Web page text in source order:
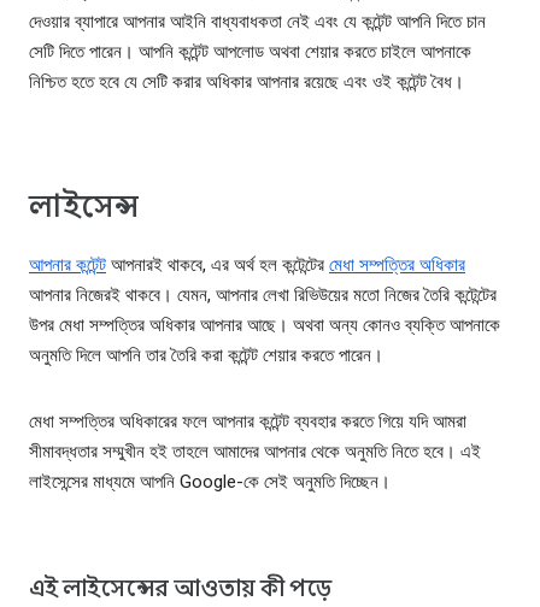
দেওয়ার ব্যাপারে আপনার আইনি বাধ্যবাধকতা নেই এবং যে কন্টেন্ট আপনি দিতে চান
সেটি দিতে পারেন। আপনি কন্টেন্ট আপলোড অথবা শেয়ার করতে চাইলে আপনাকে
নিশ্চিত হতে হবে যে সেটি করার অধিকার আপনার রয়েছে এবং ওই কন্টেন্ট বৈধ।
লাইসেন্স
আপনার কন্টেন্ট আপনারই থাকবে, এর অর্থ হল কন্টেন্টের মেধা সম্পত্তির অধিকার
আপনার নিজেরই থাকবে। যেমন, আপনার লেখা রিভিউয়ের মতো নিজের তৈরি কন্টেন্টের
উপর মেধা সম্পত্তির অধিকার আপনার আছে। অথবা অন্য কোনও ব্যক্তি আপনাকে
অনুমতি দিলে আপনি তার তৈরি করা কন্টেন্ট শেয়ার করতে পারেন।
মেধা সম্পত্তির অধিকারের ফলে আপনার কন্টেন্ট ব্যবহার করতে গিয়ে যদি আমরা
সীমাবদ্ধতার সম্মুখীন হই তাহলে আমাদের আপনার থেকে অনুমতি নিতে হবে। এই
লাইসেন্সের মাধ্যমে আপনি Google-কে সেই অনুমতি দিচ্ছেন।
এই লাইসেন্সের আওতায় কী পড়ে